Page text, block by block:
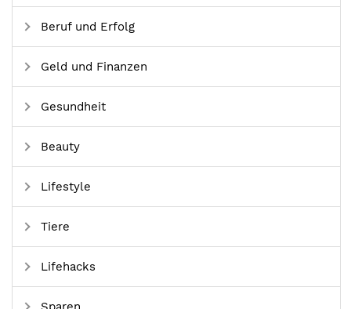
Beruf und Erfolg
Geld und Finanzen
Gesundheit
Beauty
Lifestyle
Tiere
Lifehacks